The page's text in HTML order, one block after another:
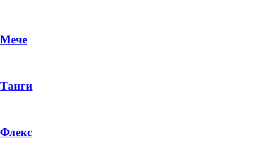
Мече
Танги
Флекс